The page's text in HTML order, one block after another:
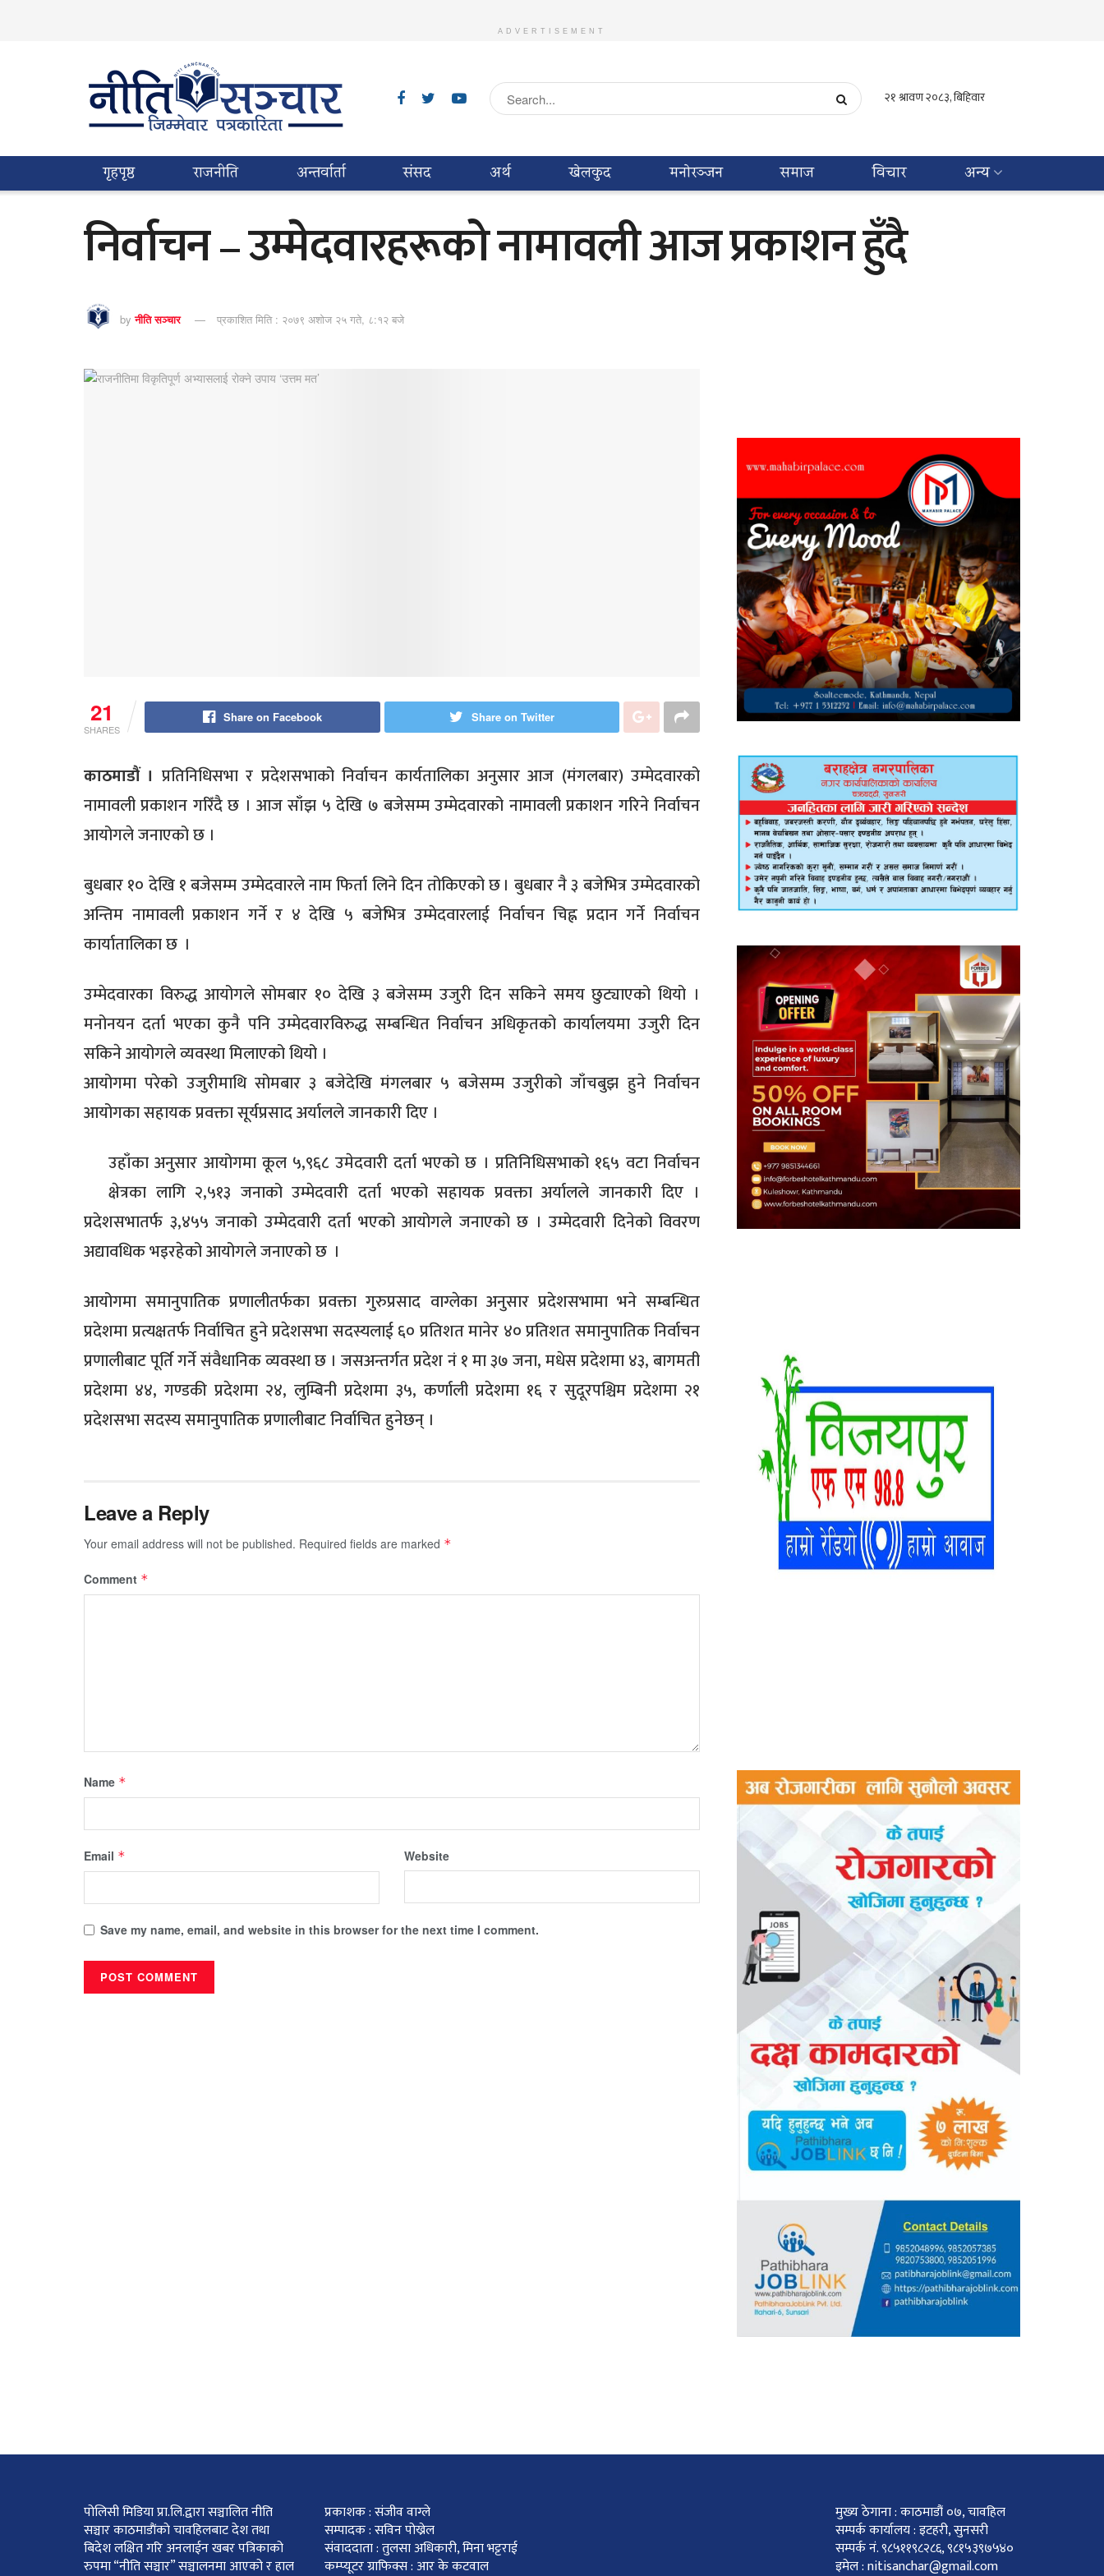
ADVERTISEMENT
गृहपृष्ठ राजनीति अन्तर्वार्ता संसद अर्थ खेलकुद मनाेरञ्जन समाज विचार अन्य
निर्वाचन – उम्मेदवारहरूको नामावली आज प्रकाशन हुँदै
by नीति सञ्चार प्रकाशित मिति : २०७९ अशोज २५ गते, ८:१२ बजे
21
SHARES
Share on Facebook Share on Twitter
काठमाडौं । प्रतिनिधिसभा र प्रदेशसभाको निर्वाचन कार्यतालिका अनुसार आज (मंगलबार) उम्मेदवारको
नामावली प्रकाशन गरिँदै छ । आज साँझ ५ देखि ७ बजेसम्म उम्मेदवारको नामावली प्रकाशन गरिने निर्वाचन
आयोगले जनाएको छ ।
बुधबार १० देखि १ बजेसम्म उम्मेदवारले नाम फिर्ता लिने दिन तोकिएको छ । बुधबार नै ३ बजेभित्र उम्मेदवारको
अन्तिम नामावली प्रकाशन गर्ने र ४ देखि ५ बजेभित्र उम्मेदवारलाई निर्वाचन चिह्न प्रदान गर्ने निर्वाचन
कार्यातालिका छ ।
उम्मेदवारका विरुद्ध आयोगले सोमबार १० देखि ३ बजेसम्म उजुरी दिन सकिने समय छुट्याएको थियो ।
मनोनयन दर्ता भएका कुनै पनि उम्मेदवारविरुद्ध सम्बन्धित निर्वाचन अधिकृतको कार्यालयमा उजुरी दिन
सकिने आयोगले व्यवस्था मिलाएको थियो ।
आयोगमा परेको उजुरीमाथि सोमबार ३ बजेदेखि मंगलबार ५ बजेसम्म उजुरीको जाँचबुझ हुने निर्वाचन
आयोगका सहायक प्रवक्ता सूर्यप्रसाद अर्यालले जानकारी दिए ।
उहाँका अनुसार आयोगमा कूल ५,९६८ उमेदवारी दर्ता भएको छ । प्रतिनिधिसभाको १६५ वटा निर्वाचन
क्षेत्रका लागि २,५१३ जनाको उम्मेदवारी दर्ता भएको सहायक प्रवक्ता अर्यालले जानकारी दिए ।
प्रदेशसभातर्फ ३,४५५ जनाको उम्मेदवारी दर्ता भएको आयोगले जनाएको छ । उम्मेदवारी दिनेको विवरण
अद्यावधिक भइरहेको आयोगले जनाएको छ ।
आयोगमा समानुपातिक प्रणालीतर्फका प्रवक्ता गुरुप्रसाद वाग्लेका अनुसार प्रदेशसभामा भने सम्बन्धित
प्रदेशमा प्रत्यक्षतर्फ निर्वाचित हुने प्रदेशसभा सदस्यलाई ६० प्रतिशत मानेर ४० प्रतिशत समानुपातिक निर्वाचन
प्रणालीबाट पूर्ति गर्ने संवैधानिक व्यवस्था छ । जसअन्तर्गत प्रदेश नं १ मा ३७ जना, मधेस प्रदेशमा ४३, बागमती
प्रदेशमा ४४, गण्डकी प्रदेशमा २४, लुम्बिनी प्रदेशमा ३५, कर्णाली प्रदेशमा १६ र सुदूरपश्चिम प्रदेशमा २१
प्रदेशसभा सदस्य समानुपातिक प्रणालीबाट निर्वाचित हुनेछन् ।
Leave a Reply
Your email address will not be published. Required fields are marked *
Comment *
Name *
Email * Website
Save my name, email, and website in this browser for the next time I comment.
पोलिसी मिडिया प्रा.लि.द्वारा सञ्चालित नीति
सञ्चार काठमाडाैंकाे चावहिलबाट देश तथा
बिदेश लक्षित गरि अनलाईन खबर पत्रिकाको
रुपमा “नीति सञ्चार” सञ्चालनमा आएको र हाल
प्रकाशक : संजीव वाग्ले
सम्पादक : सविन पोख्रेल
संवाददाता : तुलसा अधिकारी, मिना भट्टराई
कम्प्यूटर ग्राफिक्स : आर के कटवाल
मुख्य ठेगाना : काठमाडौं ०७, चावहिल
सम्पर्क कार्यालय : इटहरी, सुनसरी
सम्पर्क नं. ९८५११९८२८६, ९८१५३९७५४०
इमेल : nitisanchar@gmail.com